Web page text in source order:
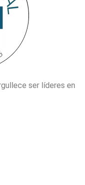
ser líderes en